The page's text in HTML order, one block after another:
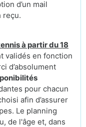
d’un mail
reçu.
à partir du 18
validés en fonction
d’absolument
pour chacun
afin d’assurer
Le planning
de l'âge et, dans